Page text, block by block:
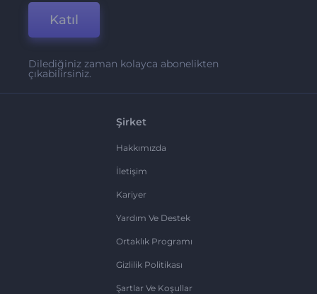
Katıl
Dilediğiniz zaman kolayca abonelikten
çıkabilirsiniz.
Şirket
Hakkımızda
İletişim
Kariyer
Yardım Ve Destek
Ortaklık Programı
Gizlilik Politikası
Şartlar Ve Koşullar